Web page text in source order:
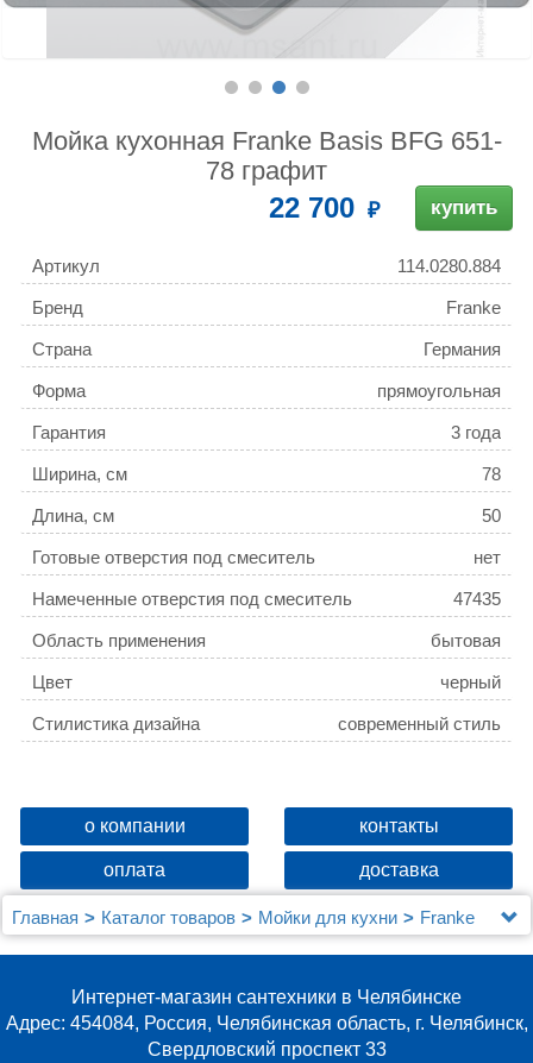
Мойка кухонная Franke Basis BFG 651-
78 графит
22 700 купить
Артикул 114.0280.884
Бренд Franke
Страна Германия
Форма прямоугольная
Гарантия 3 года
Ширина, см 78
Длина, см 50
Готовые отверстия под смеситель нет
Намеченные отверстия под смеситель 47435
Область применения бытовая
Цвет черный
Стилистика дизайна современный стиль
о компании контакты
оплата доставка
Главная Каталог товаров Мойки для кухни
Franke
Мойка кухонная Franke Basis BFG 651-78 графит
Интернет-магазин сантехники в Челябинске
Адрес: 454084, Россия, Челябинская область, г. Челябинск,
Свердловский проспект 33